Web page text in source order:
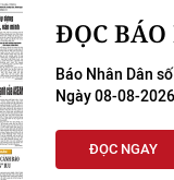
ĐỌC
Báo Nhân Dân
Ngày 08-08-2026
ĐỌC NGAY